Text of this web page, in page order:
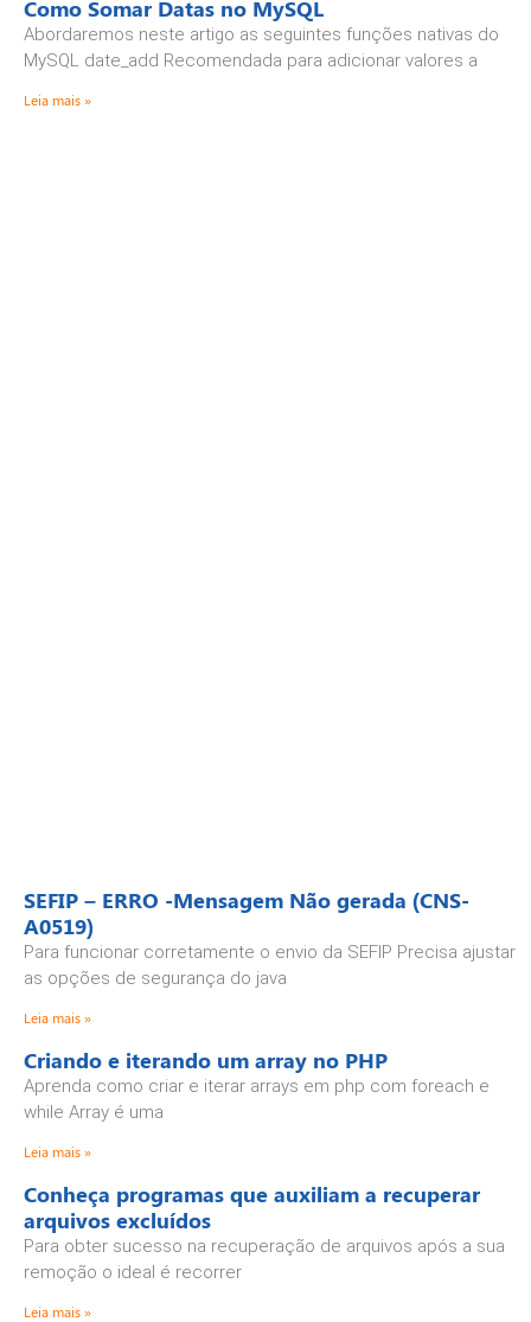
Como Somar Datas no MySQL
Abordaremos neste artigo as seguintes funções nativas do
MySQL date_add Recomendada para adicionar valores a
Leia mais »
SEFIP – ERRO -Mensagem Não gerada (CNS-
A0519)
Para funcionar corretamente o envio da SEFIP Precisa ajustar
as opções de segurança do java
Leia mais »
Criando e iterando um array no PHP
Aprenda como criar e iterar arrays em php com foreach e
while Array é uma
Leia mais »
Conheça programas que auxiliam a recuperar
arquivos excluídos
Para obter sucesso na recuperação de arquivos após a sua
remoção o ideal é recorrer
Leia mais »